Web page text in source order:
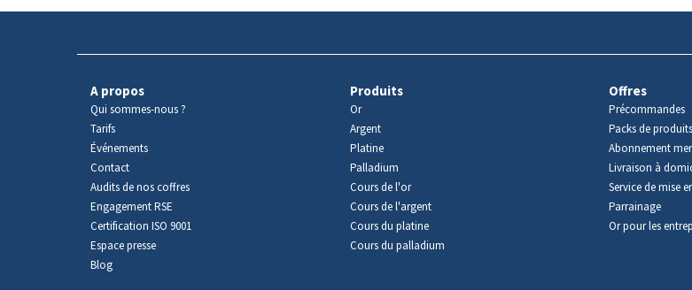
A propos
Qui sommes-nous ?
Tarifs
Événements
Contact
Audits de nos coffres
Engagement RSE
Certification ISO 9001
Espace presse
Blog
Produits
Or
Argent
Platine
Palladium
Cours de l'or
Cours de l'argent
Cours du platine
Cours du palladium
Offres
Précommandes
Packs de produits
Abonnement
Livraison à
Service de mise
Parrainage
Or pour les